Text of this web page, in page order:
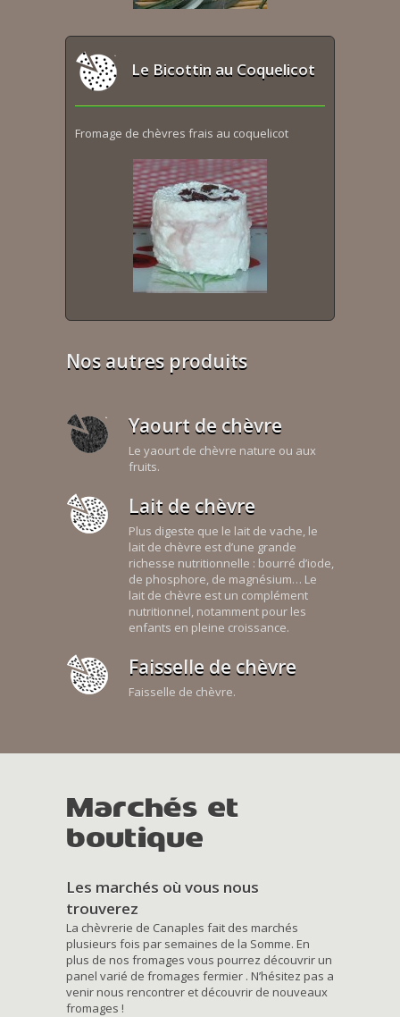
Le Bicottin au Coquelicot
Fromage de chèvres frais au coquelicot
Nos autres produits
Yaourt de chèvre
Le yaourt de chèvre nature ou aux
fruits.
Lait de chèvre
Plus digeste que le lait de vache, le
lait de chèvre est d’une grande
richesse nutritionnelle : bourré d’iode,
de phosphore, de magnésium… Le
lait de chèvre est un complément
nutritionnel, notamment pour les
enfants en pleine croissance.
Faisselle de chèvre
Faisselle de chèvre.
Marchés et
boutique
Les marchés où vous nous
trouverez
La chèvrerie de Canaples fait des marchés
plusieurs fois par semaines de la Somme. En
plus de nos fromages vous pourrez découvrir un
panel varié de fromages fermier . N’hésitez pas a
venir nous rencontrer et découvrir de nouveaux
fromages !